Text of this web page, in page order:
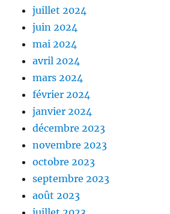
juillet 2024
juin 2024
mai 2024
avril 2024
mars 2024
février 2024
janvier 2024
décembre 2023
novembre 2023
octobre 2023
septembre 2023
août 2023